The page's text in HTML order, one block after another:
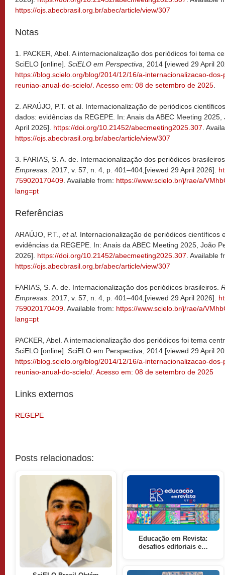
https://ojs.abecbrasil.org.br/abec/article/view/307
Notas
1. PACKER, Abel. A internacionalização dos periódicos foi tema
SciELO [online]. SciELO em Perspectiva , 2014 [viewed 29 April
https://blog.scielo.org/blog/2014/12/16/a-internacionalizacao-
reuniao-anual-do-scielo/. Acesso em: 08 de setembro de 2025
2. ARAÚJO, P.T. et al. Internacionalização de periódicos
dados: evidências da REGEPE. In: Anais da ABEC Meeting
April 2026]. https://doi.org/10.21452/abecmeeting2025.307 .
https://ojs.abecbrasil.org.br/abec/article/view/307
3. FARIAS, S. A. de. Internacionalização dos periódicos
Empresas . 2017, v. 57, n. 4, p. 401–404,[viewed 29 April 2026].
759020170409 . Available from: https://www.scielo.br/j/rae/a/
lang=pt
Referências
ARAÚJO, P.T., et al. Internacionalização de periódicos científicos
evidências da REGEPE. In: Anais da ABEC Meeting 2025, João
2026]. https://doi.org/10.21452/abecmeeting2025.307 . Available
https://ojs.abecbrasil.org.br/abec/article/view/307
FARIAS, S. A. de. Internacionalização dos periódicos brasileiros.
Empresas . 2017, v. 57, n. 4, p. 401–404,[viewed 29 April 2026].
759020170409 . Available from: https://www.scielo.br/j/rae/a/
lang=pt
PACKER, Abel. A internacionalização dos periódicos foi tema
SciELO [online]. SciELO em Perspectiva, 2014 [viewed 29 April
https://blog.scielo.org/blog/2014/12/16/a-internacionalizacao-
reuniao-anual-do-scielo/. Acesso em: 08 de setembro de 2025
Links externos
REGEPE
Posts relacionados:
Educação em Revista:
desafios editoriais e…